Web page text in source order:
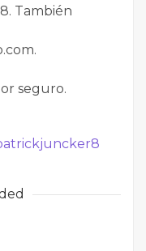
También
seguro.